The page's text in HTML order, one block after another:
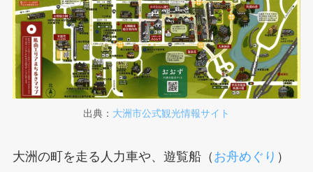
出典： 大洲市公式観光情報サイト
大洲の町を走る人力車や、遊覧船（ お舟めぐり ）